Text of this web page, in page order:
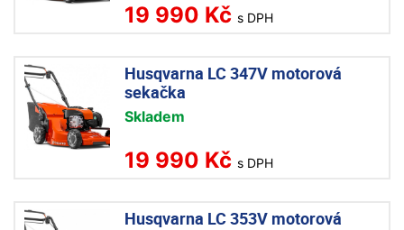
19 990 Kč s DPH
Husqvarna LC 347V motorová
sekačka
Skladem
19 990 Kč s DPH
Husqvarna LC 353V motorová